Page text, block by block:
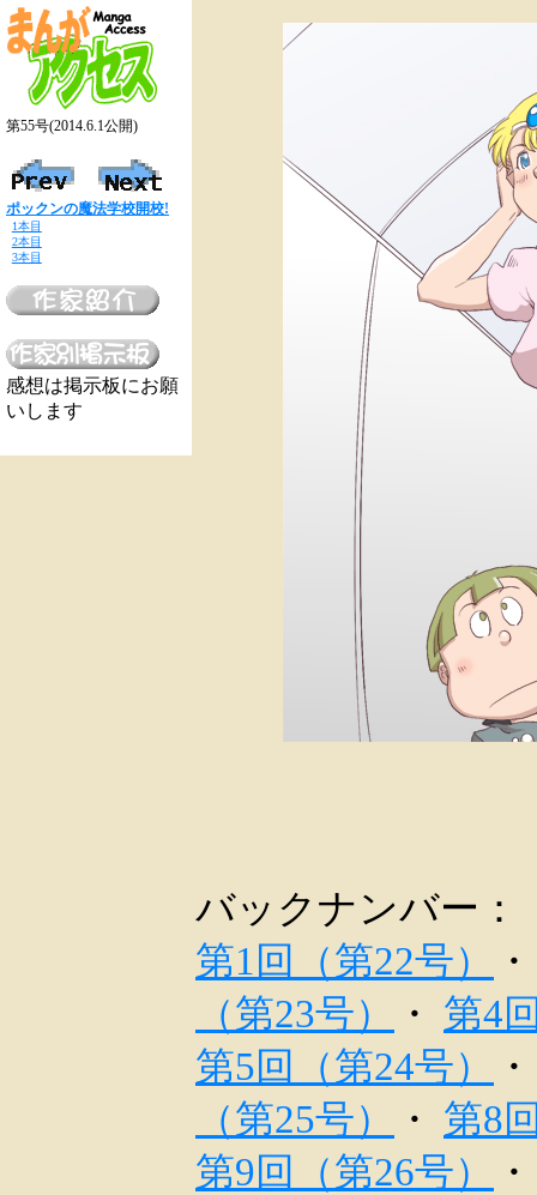
第55号(2014.6.1公開)
ポックンの魔法学校開校!
1本目
2本目
3本目
感想は掲示板にお願
いします
バックナンバー：
第1回（第22号）
（第23号）
・ 第4
第5回（第24号）
（第25号）
・ 第8
第9回（第26号）